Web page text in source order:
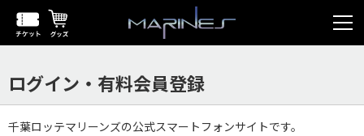
ログイン・有料会員登録
千葉ロッテマリーンズの公式スマートフォンサイトです。